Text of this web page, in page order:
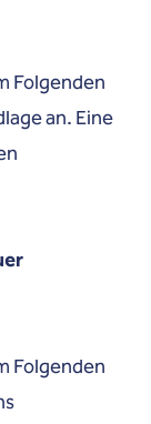
Folgenden
an. Eine
Folgenden